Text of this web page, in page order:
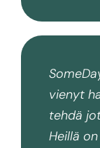
vienyt
tehdä
Heillä